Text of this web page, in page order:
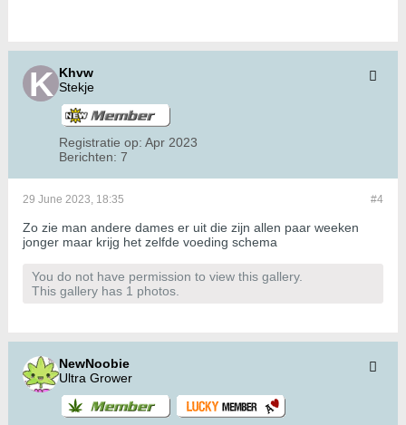
Khvw
Stekje
Registratie op: Apr 2023
Berichten: 7
#4
29 June 2023, 18:35
Zo zie man andere dames er uit die zijn allen paar weeken
jonger maar krijg het zelfde voeding schema
You do not have permission to view this gallery.
This gallery has 1 photos.
NewNoobie
Ultra Grower